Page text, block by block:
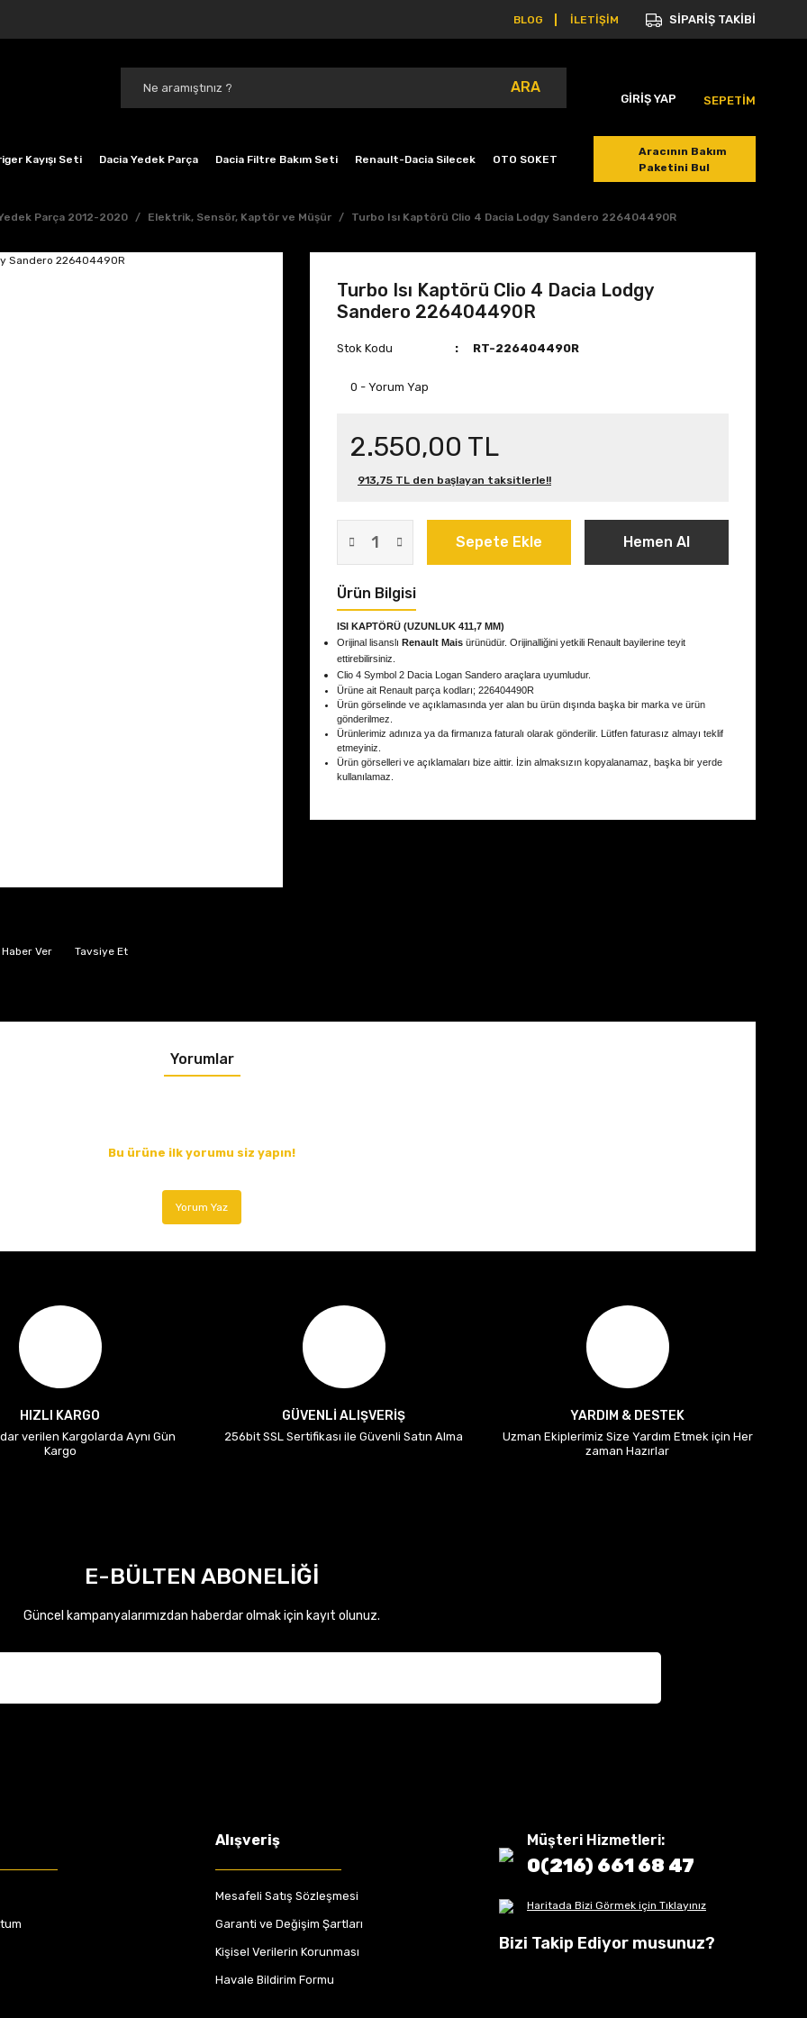
BLOG İLETİŞİM SİPARİŞ TAKİBİ
ARA
GİRİŞ YAP SEPETİM
Kayışı Seti Dacia Yedek Parça Dacia Filtre Bakım Seti Renault-Dacia Silecek OTO SOKET
Aracının Bakım
Paketini Bul
Parça 2012-2020 Elektrik, Sensör, Kaptör ve Müşür Turbo Isı Kaptörü Clio 4 Dacia Lodgy Sandero 226404490R
Ver Tavsiye Et
Turbo Isı Kaptörü Clio 4 Dacia Lodgy
Sandero 226404490R
Stok Kodu RT-226404490R
0 - Yorum Yap
2.550,00 TL
913,75 TL den başlayan taksitlerle!!
Sepete Ekle Hemen Al
Ürün Bilgisi
ISI KAPTÖRÜ (UZUNLUK 411,7 MM)
Orijinal lisanslı Renault Mais ürünüdür. Orijinalliğini yetkili Renault bayilerine teyit
ettirebilirsiniz.
Clio 4 Symbol 2 Dacia Logan Sandero araçlara uyumludur.
Ürüne ait Renault parça kodları; 226404490R
Ürün görselinde ve açıklamasında yer alan bu ürün dışında başka bir marka ve ürün
gönderilmez.
Ürünlerimiz adınıza ya da firmanıza faturalı olarak gönderilir. Lütfen faturasız almayı teklif
etmeyiniz.
Ürün görselleri ve açıklamaları bize aittir. İzin almaksızın kopyalanamaz, başka bir yerde
kullanılamaz.
Yorumlar
Bu ürüne ilk yorumu siz yapın!
Yorum Yaz
HIZLI KARGO
verilen Kargolarda Aynı Gün
Kargo
GÜVENLİ ALIŞVERİŞ
256bit SSL Sertifikası ile Güvenli Satın Alma
YARDIM & DESTEK
Uzman Ekiplerimiz Size Yardım Etmek için Her
zaman Hazırlar
E-BÜLTEN ABONELİĞİ
Güncel kampanyalarımızdan haberdar olmak için kayıt olunuz.
Alışveriş
Mesafeli Satış Sözleşmesi
Garanti ve Değişim Şartları
Kişisel Verilerin Korunması
Havale Bildirim Formu
Müşteri Hizmetleri:
0(216) 661 68 47
Haritada Bizi Görmek için Tıklayınız
Bizi Takip Ediyor musunuz?